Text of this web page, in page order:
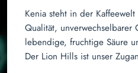
Kenia steht in der
Qualität, unverwechselbarer
lebendige, fruchtige Säure
Der Lion Hills ist unser